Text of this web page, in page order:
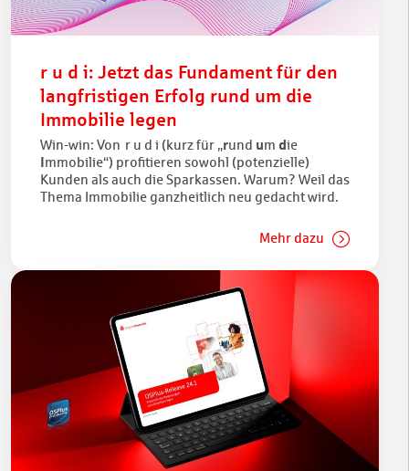
r u d i: Jetzt das Fundament für den
langfristigen Erfolg rund um die
Immobilie legen
Win-win: Von r u d i (kurz für „rund um die
Immobilie“) profitieren sowohl (potenzielle)
Kunden als auch die Sparkassen. Warum? Weil das
Thema Immobilie ganzheitlich neu gedacht wird.
Mehr dazu